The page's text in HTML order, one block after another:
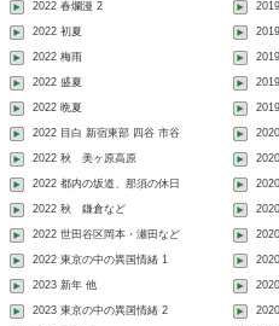
2022 春爛漫 2
2022 初夏
2022 梅雨
2022 盛夏
2022 晩夏
2022 目白 新宿東部 四谷 市谷
2022 秋 美ヶ原高原
2022 都内の坂道、那須の休日
2022 秋 鎌倉など
2022 世田谷区岡本・瀬田など
2022 東京の中の異国情緒 1
2023 新年 他
2023 東京の中の異国情緒 2